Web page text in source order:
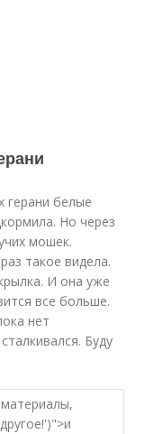
герани белые
Но через
мошек.
такое видела.
И она уже
все больше.
нет
Буду